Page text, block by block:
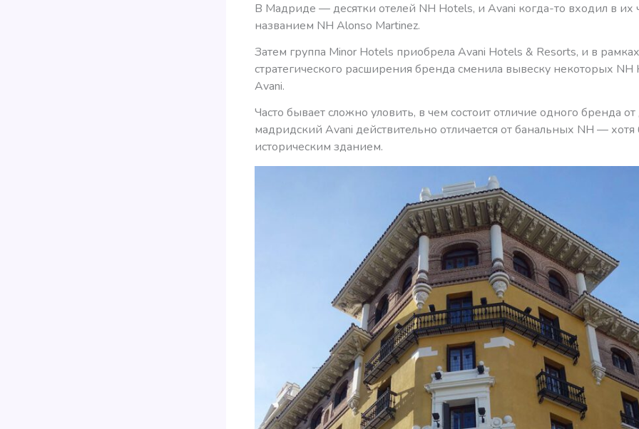
В Мадриде — десятки отелей NH Hotels, и Avani когда-то входил в их
названием NH Alonso Martinez.
Затем группа Minor Hotels приобрела Avani Hotels & Resorts, и в рамках
стратегического расширения бренда сменила вывеску некоторых NH
Avani.
Часто бывает сложно уловить, в чем состоит отличие одного бренда
мадридский Avani действительно отличается от банальных NH —
историческим зданием.